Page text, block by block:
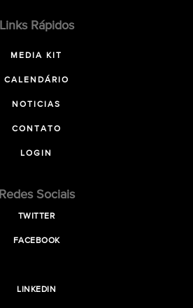
Links Rápidos
MEDIA KIT
CALENDÁRIO
NOTICIAS
CONTATO
LOGIN
Redes Sociais
TWITTER
FACEBOOK
LINKEDIN